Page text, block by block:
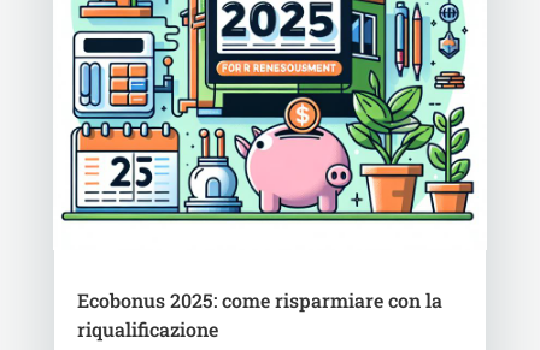
Ecobonus 2025: come risparmiare con la
riqualificazione